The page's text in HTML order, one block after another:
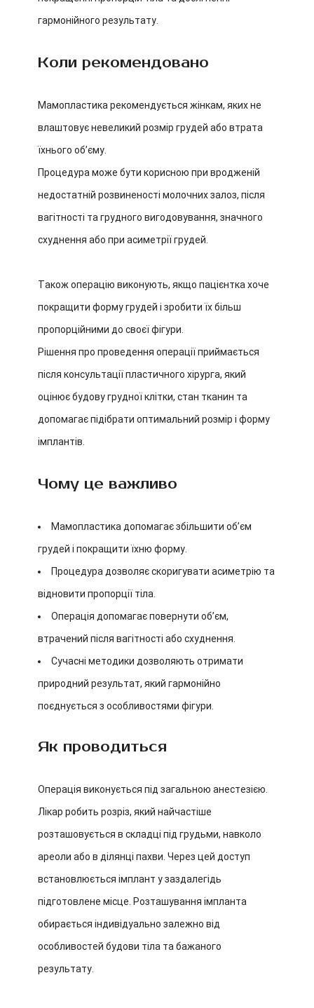
гармонійного результату.
Коли рекомендовано
Мамопластика рекомендується жінкам, яких не
влаштовує невеликий розмір грудей або втрата
їхнього об’єму.
Процедура може бути корисною при вродженій
недостатній розвиненості молочних залоз, після
вагітності та грудного вигодовування, значного
схуднення або при асиметрії грудей.
Також операцію виконують, якщо пацієнтка хоче
покращити форму грудей і зробити їх більш
пропорційними до своєї фігури.
Рішення про проведення операції приймається
після консультації пластичного хірурга, який
оцінює будову грудної клітки, стан тканин та
допомагає підібрати оптимальний розмір і форму
імплантів.
Чому це важливо
Мамопластика допомагає збільшити об’єм
грудей і покращити їхню форму.
Процедура дозволяє скоригувати асиметрію та
відновити пропорції тіла.
Операція допомагає повернути об’єм,
втрачений після вагітності або схуднення.
Сучасні методики дозволяють отримати
природний результат, який гармонійно
поєднується з особливостями фігури.
Як проводиться
Операція виконується під загальною анестезією.
Лікар робить розріз, який найчастіше
розташовується в складці під грудьми, навколо
ареоли або в ділянці пахви. Через цей доступ
встановлюється імплант у заздалегідь
підготовлене місце. Розташування імпланта
обирається індивідуально залежно від
особливостей будови тіла та бажаного
результату.